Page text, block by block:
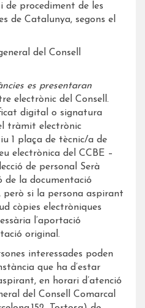
de procediment de les
de Catalunya, segons el
del Consell
es presentaran
electrònic del Consell.
digital o signatura
tràmit electrònic
1 plaça de tècnic/a de
electrònica del CCBE –
de personal Serà
de la documentació
si la persona aspirant
còpies electròniques
l’aportació
original.
interessades poden
que ha d’estar
en horari d’atenció
del Consell Comarcal